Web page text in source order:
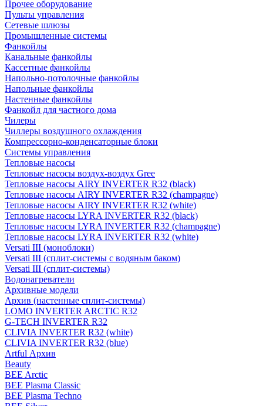
Прочее оборудование
Пульты управления
Сетевые шлюзы
Промышленные системы
Фанкойлы
Канальные фанкойлы
Кассетные фанкойлы
Напольно-потолочные фанкойлы
Напольные фанкойлы
Настенные фанкойлы
Фанкойл для частного дома
Чилеры
Чиллеры воздушного охлаждения
Компрессорно-конденсаторные блоки
Системы управления
Тепловые насосы
Тепловые насосы воздух-воздух Gree
Тепловые насосы AIRY INVERTER R32 (black)
Тепловые насосы AIRY INVERTER R32 (champagne)
Тепловые насосы AIRY INVERTER R32 (white)
Тепловые насосы LYRA INVERTER R32 (black)
Тепловые насосы LYRA INVERTER R32 (champagne)
Тепловые насосы LYRA INVERTER R32 (white)
Versati III (моноблоки)
Versati III (сплит-системы с водяным баком)
Versati III (сплит-системы)
Водонагреватели
Архивные модели
Архив (настенные сплит-системы)
LOMO INVERTER ARCTIC R32
G-TECH INVERTER R32
CLIVIA INVERTER R32 (white)
CLIVIA INVERTER R32 (blue)
Artful Архив
Beauty
BEE Arctic
BEE Plasma Classic
BEE Plasma Techno